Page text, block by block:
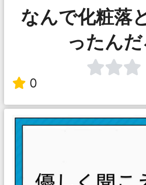
なんで化粧落
ったんだ
0